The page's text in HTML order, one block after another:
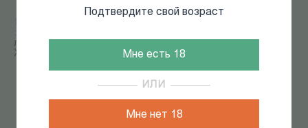
Подтвердите свой возраст
Мне есть 18
ИЛИ
Мне нет 18
львице. Миниатюры лицевого сборника первой половины
XIX века"